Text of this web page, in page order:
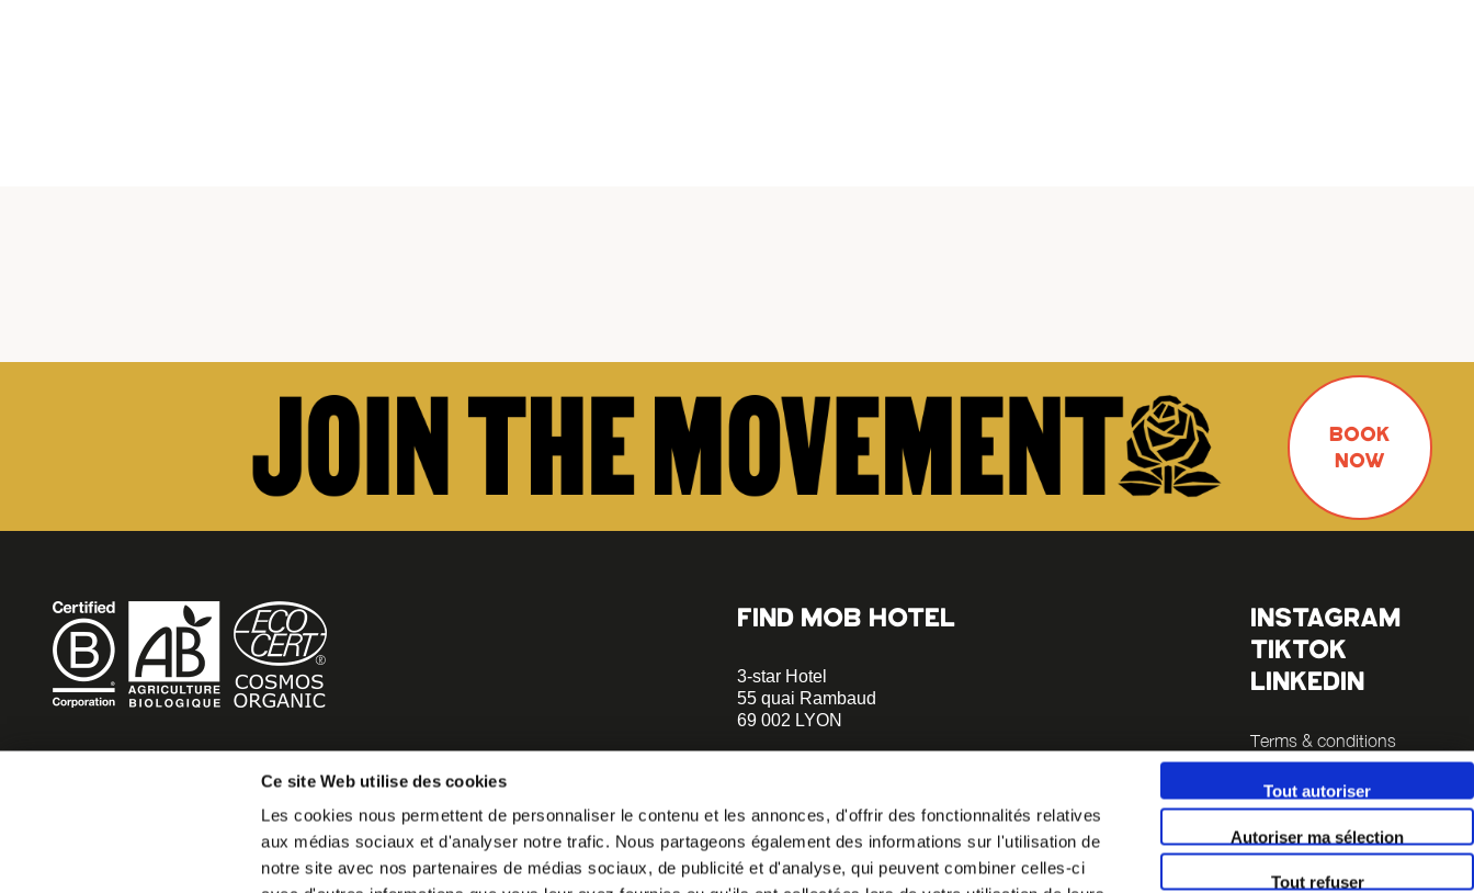
Ce site Web utilise des cookies
Les cookies nous permettent de personnaliser le contenu et les annonces, d'offrir des fonctionnalités relatives
aux médias sociaux et d'analyser notre trafic. Nous partageons également des informations sur l'utilisation de
notre site avec nos partenaires de médias sociaux, de publicité et d'analyse, qui peuvent combiner celles-ci
Tout autoriser
Autoriser ma sélection
Tout refuser
BOOK
NOW
BECOME MOB
MOB HOTEL is growing into a cooperative movement
If you want to create your own MOB HOTEL and belong to our
FIND MOB HOTEL
3-star Hotel
55 quai Rambaud
69 002 LYON
Confluences
A 2-minute walk to Le Sucre et la Sucrière
helloparis@mobhotel.com
INSTAGRAM
TIKTOK
LINKEDIN
Terms & conditions
Legals